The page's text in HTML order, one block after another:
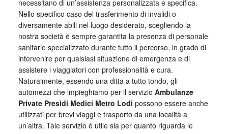
necessitano di un’assistenza personalizzata e specifica.
Nello specifico caso del trasferimento di invalidi o
diversamente abili nel luogo desiderato, scegliendo la
nostra società è sempre garantita la presenza di personale
sanitario specializzato durante tutto il percorso, in grado di
intervenire per qualsiasi situazione di emergenza e di
assistere i viaggiatori con professionalità e cura.
Naturalmente, essendo una ditta a tutto tondo, gli
automezzi che impieghiamo per il servizio Ambulanze
Private Presidi Medici Metro Lodi possono essere anche
utilizzati per brevi viaggi e trasporto da una località a
un’altra. Tale servizio è utile sia per quanto riguarda le